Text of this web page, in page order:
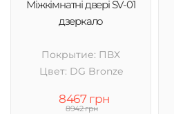
Міжкімнатні двері SV-01
дзеркало
Покрытие: ПВХ
Цвет: DG Bronze
8467 грн
8942 грн